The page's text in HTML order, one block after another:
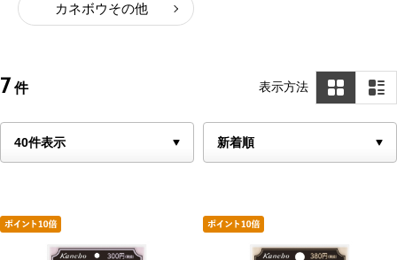
カネボウその他
7 件 表示方法